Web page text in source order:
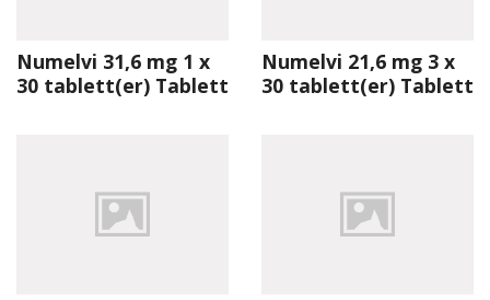
Numelvi 31,6 mg 1 x
30 tablett(er) Tablett
Numelvi 21,6 mg 3 x
30 tablett(er) Tablett